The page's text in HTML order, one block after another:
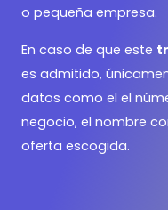
o pequeña empresa.
En caso de que este
es admitido,
datos como el el
negocio, el nombre
oferta escogida.